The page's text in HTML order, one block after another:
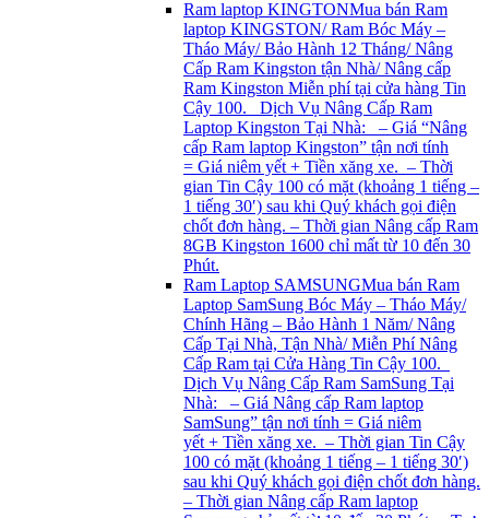
Ram laptop KINGTONMua bán Ram
laptop KINGSTON/ Ram Bóc Máy –
Tháo Máy/ Bảo Hành 12 Tháng/ Nâng
Cấp Ram Kingston tận Nhà/ Nâng cấp
Ram Kingston Miễn phí tại cửa hàng Tin
Cậy 100. Dịch Vụ Nâng Cấp Ram
Laptop Kingston Tại Nhà: – Giá “Nâng
cấp Ram laptop Kingston” tận nơi tính
= Giá niêm yết + Tiền xăng xe. – Thời
gian Tin Cậy 100 có mặt (khoảng 1 tiếng –
1 tiếng 30′) sau khi Quý khách gọi điện
chốt đơn hàng. – Thời gian Nâng cấp Ram
8GB Kingston 1600 chỉ mất từ 10 đến 30
Phút.
Ram Laptop SAMSUNGMua bán Ram
Laptop SamSung Bóc Máy – Tháo Máy/
Chính Hãng – Bảo Hành 1 Năm/ Nâng
Cấp Tại Nhà, Tận Nhà/ Miễn Phí Nâng
Cấp Ram tại Cửa Hàng Tin Cậy 100.
Dịch Vụ Nâng Cấp Ram SamSung Tại
Nhà: – Giá Nâng cấp Ram laptop
SamSung” tận nơi tính = Giá niêm
yết + Tiền xăng xe. – Thời gian Tin Cậy
100 có mặt (khoảng 1 tiếng – 1 tiếng 30′)
sau khi Quý khách gọi điện chốt đơn hàng.
– Thời gian Nâng cấp Ram laptop